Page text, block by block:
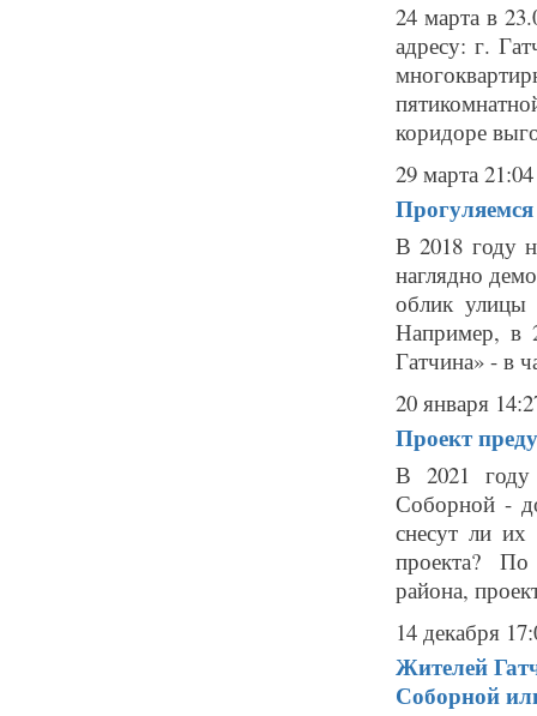
24 марта в
адресу: г.
коридоре
29 марта 21:04
В 2018 году
наглядно
облик
Например, в
Гатчина» - в
20 января
Проект
В 2021 году
Соборной -
снесут ли их
проекта?
района,
14 декабря
Жителей
Соборной